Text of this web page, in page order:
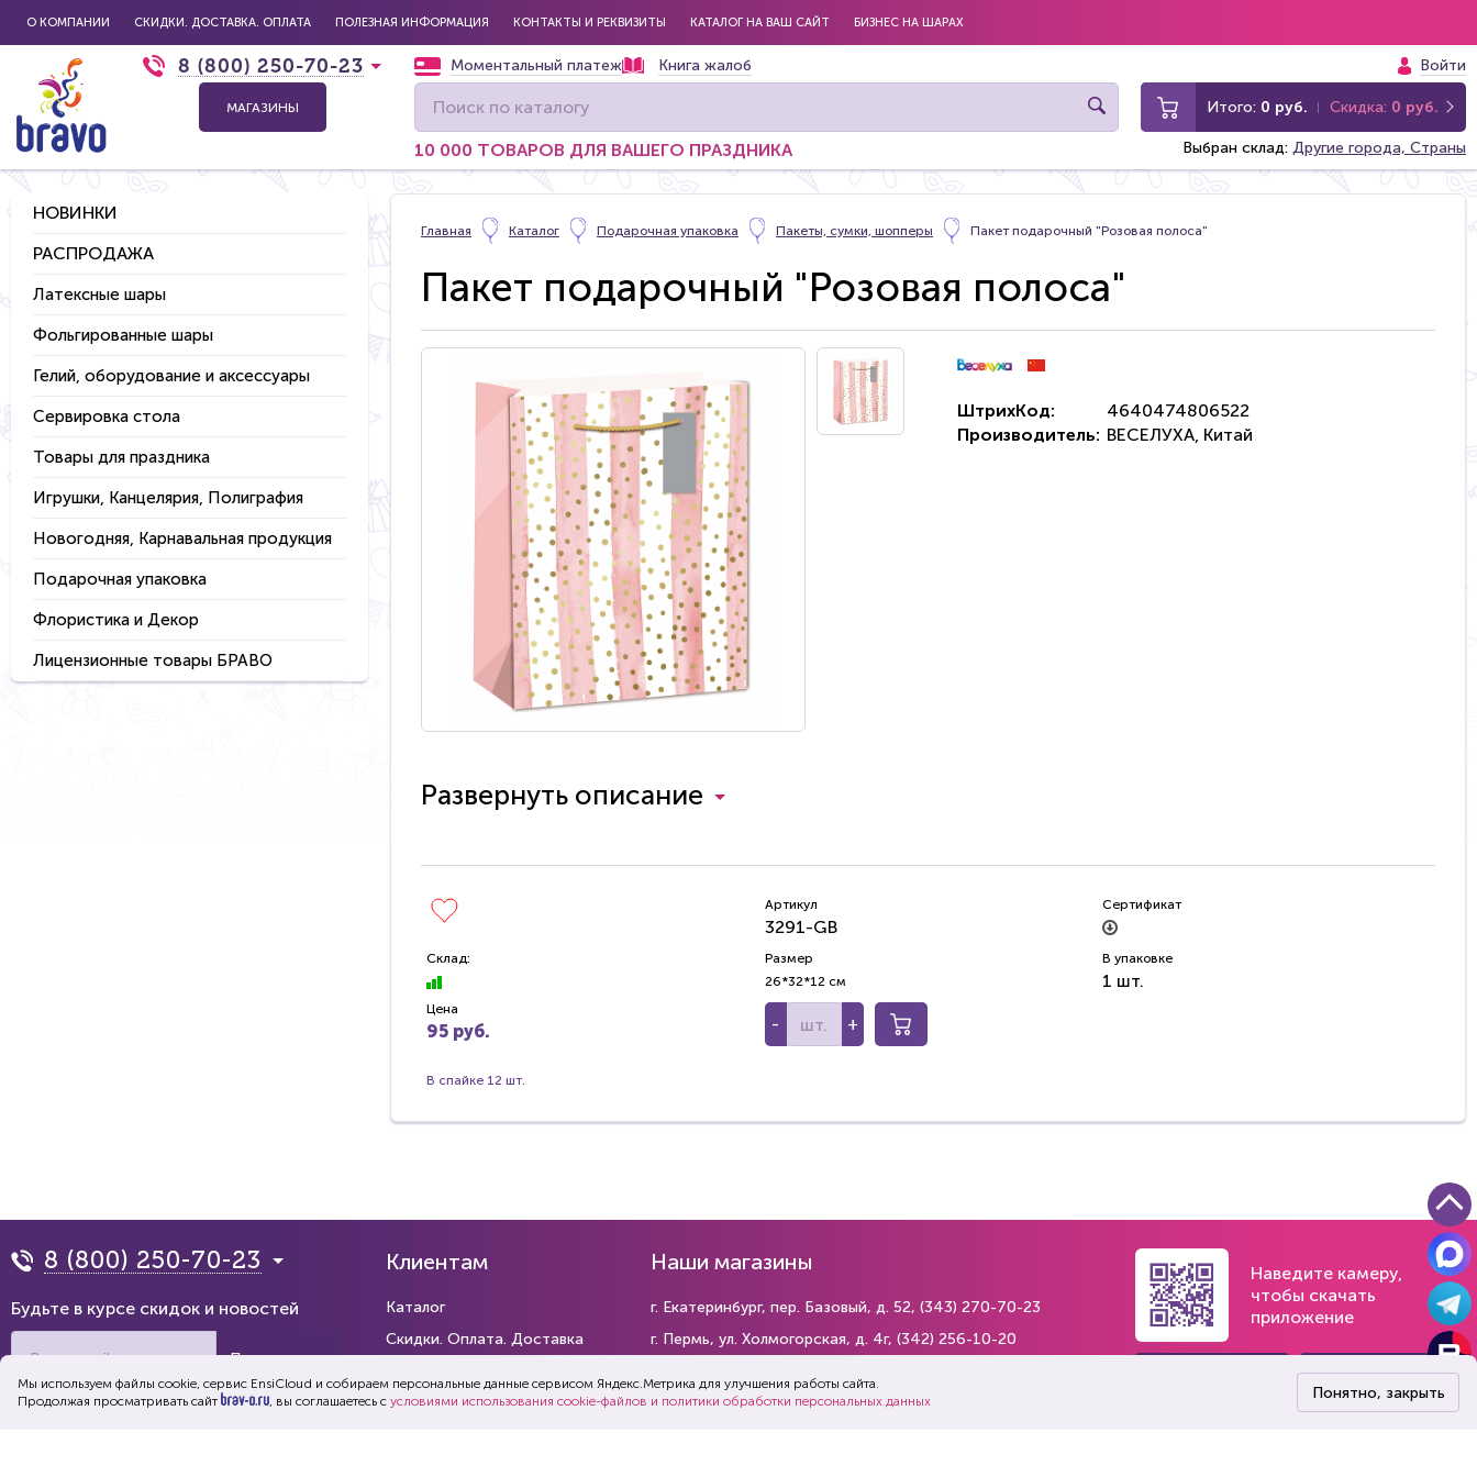
О КОМПАНИИ СКИДКИ. ДОСТАВКА. ОПЛАТА ПОЛЕЗНАЯ ИНФОРМАЦИЯ КОНТАКТЫ И РЕКВИЗИТЫ КАТАЛОГ НА ВАШ САЙТ БИЗНЕС НА ШАРАХ
8 (800) 250-70-23
МАГАЗИНЫ
Моментальный платеж Книга жалоб Войти
Итого: 0 руб. Скидка: 0 руб.
10 000 ТОВАРОВ ДЛЯ ВАШЕГО ПРАЗДНИКА Выбран склад: Другие города, Страны
НОВИНКИ
РАСПРОДАЖА
Латексные шары
Фольгированные шары
Гелий, оборудование и аксессуары
Сервировка стола
Товары для праздника
Игрушки, Канцелярия, Полиграфия
Новогодняя, Карнавальная продукция
Подарочная упаковка
Флористика и Декор
Лицензионные товары БРАВО
Главная Каталог Подарочная упаковка Пакеты, сумки, шопперы Пакет подарочный "Розовая полоса"
Пакет подарочный "Розовая полоса"
ШтрихКод:
4640474806522
Производитель: ВЕСЕЛУХА, Китай
Развернуть описание
Артикул
3291-GB
Сертификат
Склад:
Размер
26*32*12 см
В упаковке
1 шт.
Цена
95 руб. - +
В спайке 12 шт.
8 (800) 250-70-23
Будьте в курсе скидок и новостей
Подписаться
Клиентам
Каталог
Скидки. Оплата. Доставка
Каталог на ваш сайт
Наши магазины
г. Екатеринбург, пер. Базовый, д. 52, (343) 270-70-23
г. Пермь, ул. Холмогорская, д. 4г, (342) 256-10-20
г. Уфа, ул. Амурская, д. 29(347) 29-565-29
Наведите камеру,
чтобы скачать
приложение
Мы используем файлы cookie, сервис EnsiСloud и собираем персональные данные сервисом Яндекс.Метрика для улучшения работы сайта.
Продолжая просматривать сайт
, вы соглашаетесь с условиями использования cookie-файлов и политики обработки персональных данных Понятно, закрыть